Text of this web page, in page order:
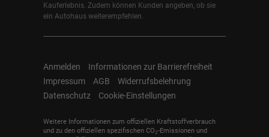
Kauferlebnis. Zudem können Kunden angeben, ob sie
ein Autohaus weiterempfehlen.
Anmelden
Informationen zur Barrierefreiheit
Impressum
AGB
Widerrufsbelehrung
Datenschutz
Cookie-Einstellungen
Weitere Informationen zum offiziellen Kraftstoffverbrauch
und zu den offiziellen spezifischen CO2-Emissionen und